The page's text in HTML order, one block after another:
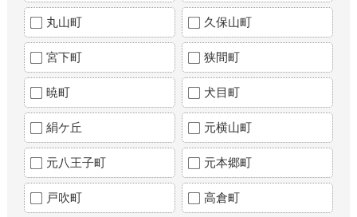
丸山町 久保山町
宮下町 狭間町
暁町 犬目町
絹ケ丘 元横山町
元八王子町 元本郷町
戸吹町 高倉町